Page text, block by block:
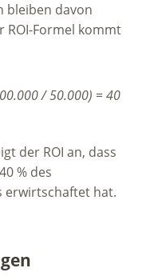
bleiben davon
ROI-Formel kommt
/ 50.000) = 40
der ROI an, dass
% des
erwirtschaftet hat.